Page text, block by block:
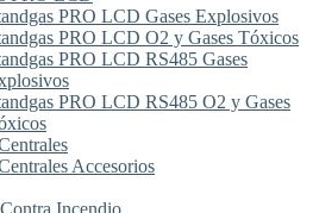
PRO LCD Gases Explosivos
PRO LCD O2 y Gases Tóxicos
PRO LCD RS485 Gases
PRO LCD RS485 O2 y Gases
Accesorios
Incendio